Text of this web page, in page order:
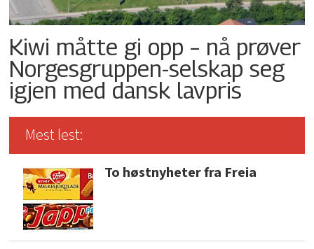
Kiwi måtte gi opp – nå prøver
Norgesgruppen-selskap seg
igjen med dansk lavpris
Mest lest:
To høstnyheter fra Freia